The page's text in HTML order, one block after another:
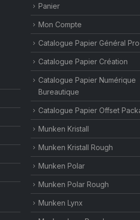
Panier
Mon Compte
Catalogue Papier Général
Catalogue Papier Création
Catalogue Papier Numérique
Bureautique
Catalogue Papier Offset
Munken Kristall
Munken Kristall Rough
Munken Polar
Munken Polar Rough
Munken Lynx